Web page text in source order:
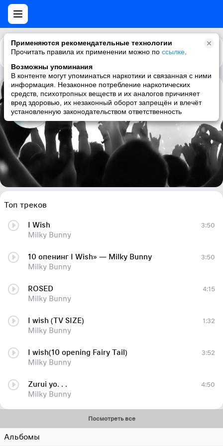
Применяются рекомендательные технологии
Прочитать правила их применении можно по ссылке
Возможны упоминания
В контенте могут упоминаться наркотики и связанная с ними
информация. Незаконное потребление наркотических
средств, психотропных веществ и их аналогов причиняет
вред здоровью, их незаконный оборот запрещён и влечёт
установленную законодательством ответственность
Каталог Рекомендации
Milky Bunny
j-pop, japanese, female vocalists, pop rock
Топ треков
I Wish
Milky Bunny
3:50
10 опенинг I Wish» — Milky Bunny
Milky Bunny
3:50
ROSED
Milky Bunny
4:15
I wish (TV SIZE)
Milky Bunny
1:32
I wish(10 opening Fairy Tail)
Milky Bunny
3:52
Zurui yo. . .
Milky Bunny
4:50
Посмотреть все
Альбомы